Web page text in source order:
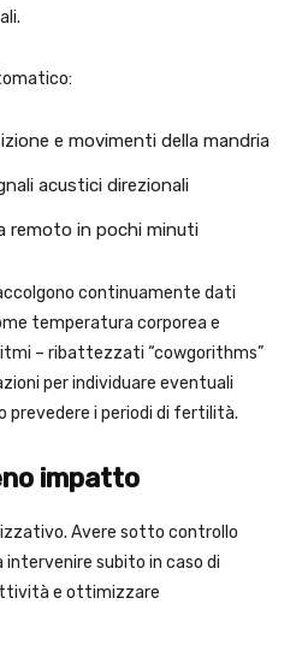
e movimenti della mandria
acustici direzionali
remoto in pochi minuti
continuamente dati
temperatura corporea e
– ribattezzati “cowgorithms”
per individuare eventuali
prevedere i periodi di fertilità.
impatto
Avere sotto controllo
intervenire subito in caso di
e ottimizzare